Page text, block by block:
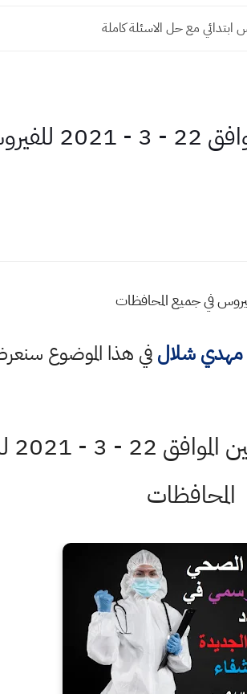
مع حل الاسئلة كاملة
الموقف الوبائي
مهدي شلالفي هذا الموضوع
المحافظات